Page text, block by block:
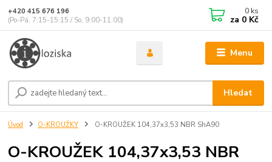
Menu
Hledat
+420 415 676 196
(Po-Pá, 7:15-15:15 / So, 9:00-11:00)
0 ks
za 0 Kč
Úvod O-KROUŽKY O-KROUŽEK 104,37x3,53 NBR ShA90
O-KROUŽEK 104,37x3,53 NBR